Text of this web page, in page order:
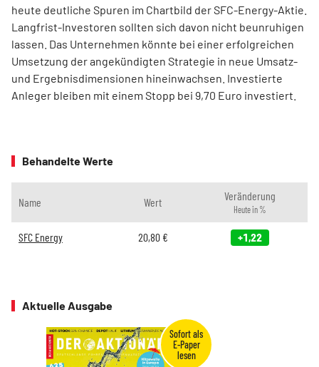
heute deutliche Spuren im Chartbild der SFC-Energy-Aktie.
Langfrist-Investoren sollten sich davon nicht beunruhigen
lassen. Das Unternehmen könnte bei einer erfolgreichen
Umsetzung der angekündigten Strategie in neue Umsatz-
und Ergebnisdimensionen hineinwachsen. Investierte
Anleger bleiben mit einem Stopp bei 9,70 Euro investiert.
Behandelte Werte
Name Wert Veränderung
Heute in %
SFC Energy 20,80€ +1,22
Aktuelle Ausgabe